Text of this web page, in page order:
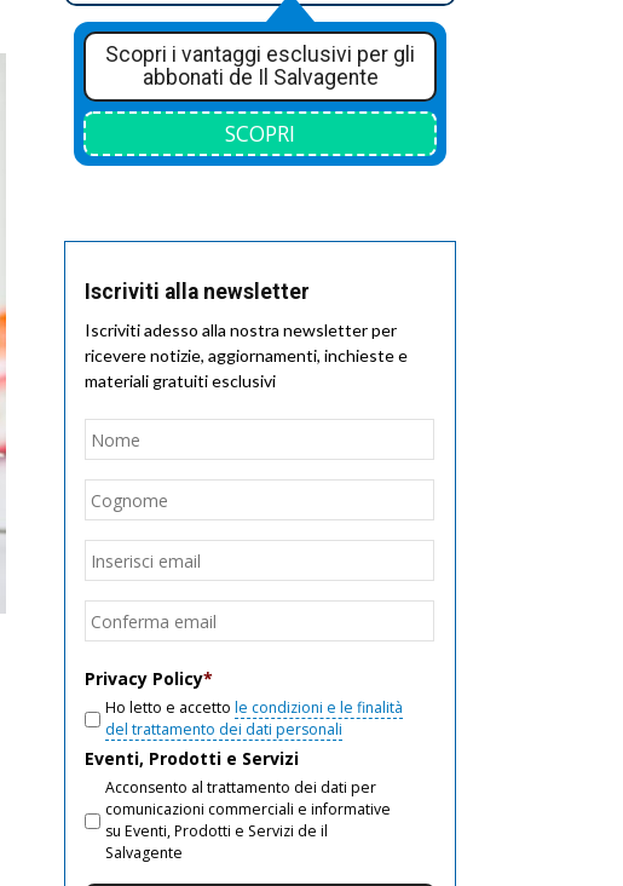
Scopri i vantaggi esclusivi per gli
abbonati de Il Salvagente
SCOPRI
Iscriviti alla newsletter
Iscriviti adesso alla nostra newsletter per
ricevere notizie, aggiornamenti, inchieste e
materiali gratuiti esclusivi
Nome
Email
Privacy Policy*
Ho letto e accetto le condizioni e le finalità
del trattamento dei dati personali
Eventi, Prodotti e Servizi
Acconsento al trattamento dei dati per
comunicazioni commerciali e informative
su Eventi, Prodotti e Servizi de il
Salvagente